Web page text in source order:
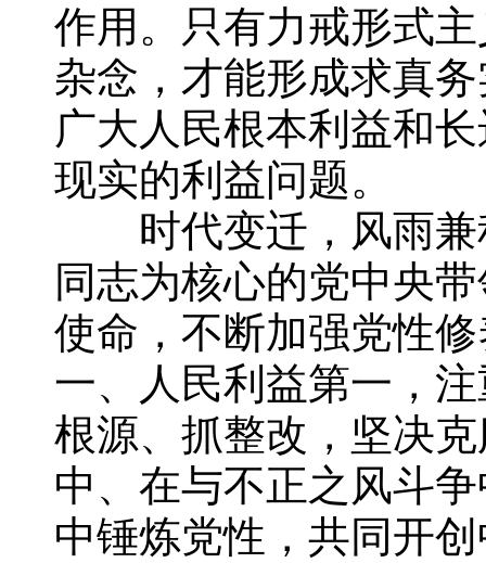
作用。只有力戒形式
杂念，才能形成求真
广大人民根本利益和
现实的利益问题。
时代变迁，风雨兼
同志为核心的党中央
使命，不断加强党性
一、人民利益第一，
根源、抓整改，坚决
中、在与不正之风斗
中锤炼党性，共同开